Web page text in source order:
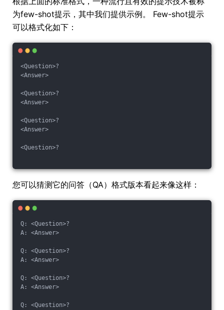
为few-shot提示，其中我们提供示例。 Few-shot提示
可以格式化如下：
<Question>?
<Answer>
<Question>?
<Answer>
<Question>?
<Answer>
<Question>?
您可以猜测它的问答（QA）格式版本看起来像这样：
Q: <Question>?
A: <Answer>
Q: <Question>?
A: <Answer>
Q: <Question>?
A: <Answer>
Q: <Question>?